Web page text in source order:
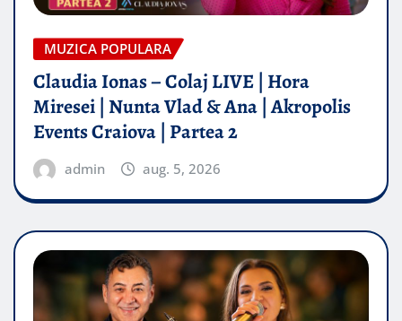
MUZICA POPULARA
Claudia Ionas – Colaj LIVE | Hora
Miresei | Nunta Vlad & Ana | Akropolis
Events Craiova | Partea 2
admin aug. 5, 2026